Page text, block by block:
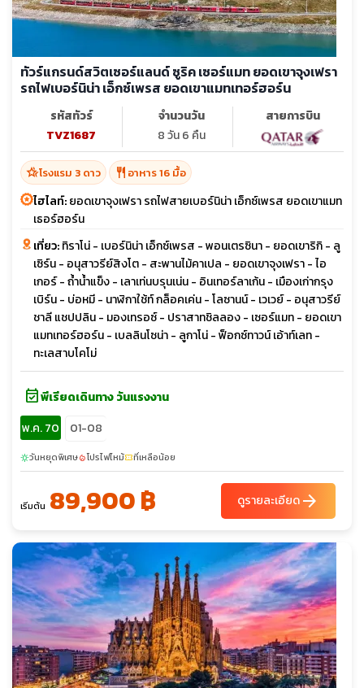
ทัวร์แกรนด์สวิตเซอร์แลนด์ ซูริค เซอร์แมท ยอดเขาจุงเฟรา
รถไฟเบอร์นิน่า เอ็กซ์เพรส ยอดเขาแมทเทอร์ฮอร์น
รหัสทัวร์
TVZ1687
จำนวนวัน
8 วัน 6 คืน
สายการบิน
hotel_classโรงแรม 3 ดาว restaurant อาหาร 16 มื้อ
ไฮไลท์:ยอดเขาจุงเฟรา รถไฟสายเบอร์นิน่า เอ็กซ์เพรส ยอดเขาแมท
เธอร์ฮอร์น
เที่ยว:ทิราโน่ - เบอร์นิน่า เอ็กซ์เพรส - พอนเตรซินา - ยอดเขาริกิ - ลู
เซิร์น - อนุสาวรีย์สิงโต - สะพานไม้คาเปล - ยอดเขาจุงเฟรา - ไอ
เกอร์ - ถ้ำน้ำแข็ง - เลาเท่นบรุนเน่น - อินเทอร์ลาเก้น - เมืองเก่ากรุง
เบิร์น - บ่อหมี - นาฬิกาใช้ท์ กล็อคเค่น - โลซานน์ - เวเวย์ - อนุสาวรีย์
ชาลี แชปปลิน - มองเทรอซ์ - ปราสาทชิลลอง - เซอร์แมท - ยอดเขา
แมทเทอร์ฮอร์น - เบลลินโซน่า - ลูกาโน่ - ฟ็อกซ์ทาวน์ เอ้าท์เลท -
ทะเลสาบโคโม่
event_availableพีเรียดเดินทาง วันแรงงาน
พ.ค. 70
01-08
sunnyวันหยุดพิเศษlocal_fire_departmentโปรไฟไหม้confirmation_numberที่เหลือน้อย
เริ่มต้น 89,900 ฿ ดูรายละเอียดarrow_forward